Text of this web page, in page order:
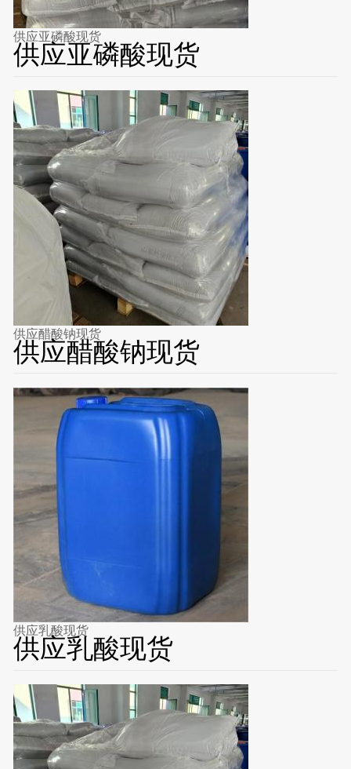
供应亚磷酸现货
供应亚磷酸现货
供应醋酸钠现货
供应醋酸钠现货
供应乳酸现货
供应乳酸现货